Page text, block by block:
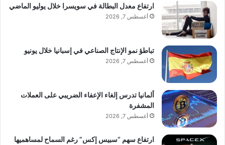
ارتفاع معدل البطالة في سويسرا خلال يوليو الماضي
أغسطس 7, 2026
تباطؤ نمو الإنتاج الصناعي في إسبانيا خلال يونيو
أغسطس 7, 2026
ألمانيا تدرس إلغاء الإعفاء الضريبي على العملات
المشفرة
أغسطس 7, 2026
ارتفاع سهم “سبيس إكس” رغم السماح لمساهميها